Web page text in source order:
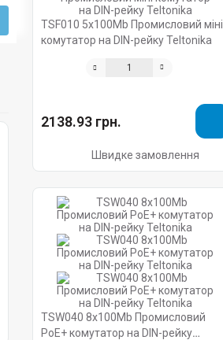
TSF010 5х100Mb Промисловий міні
комутатор на DIN-рейку Teltonika
2138.93 грн.
Швидке замовлення
TSW040 8х100Mb Промисловий
PoE+ комутатор на DIN-рейку